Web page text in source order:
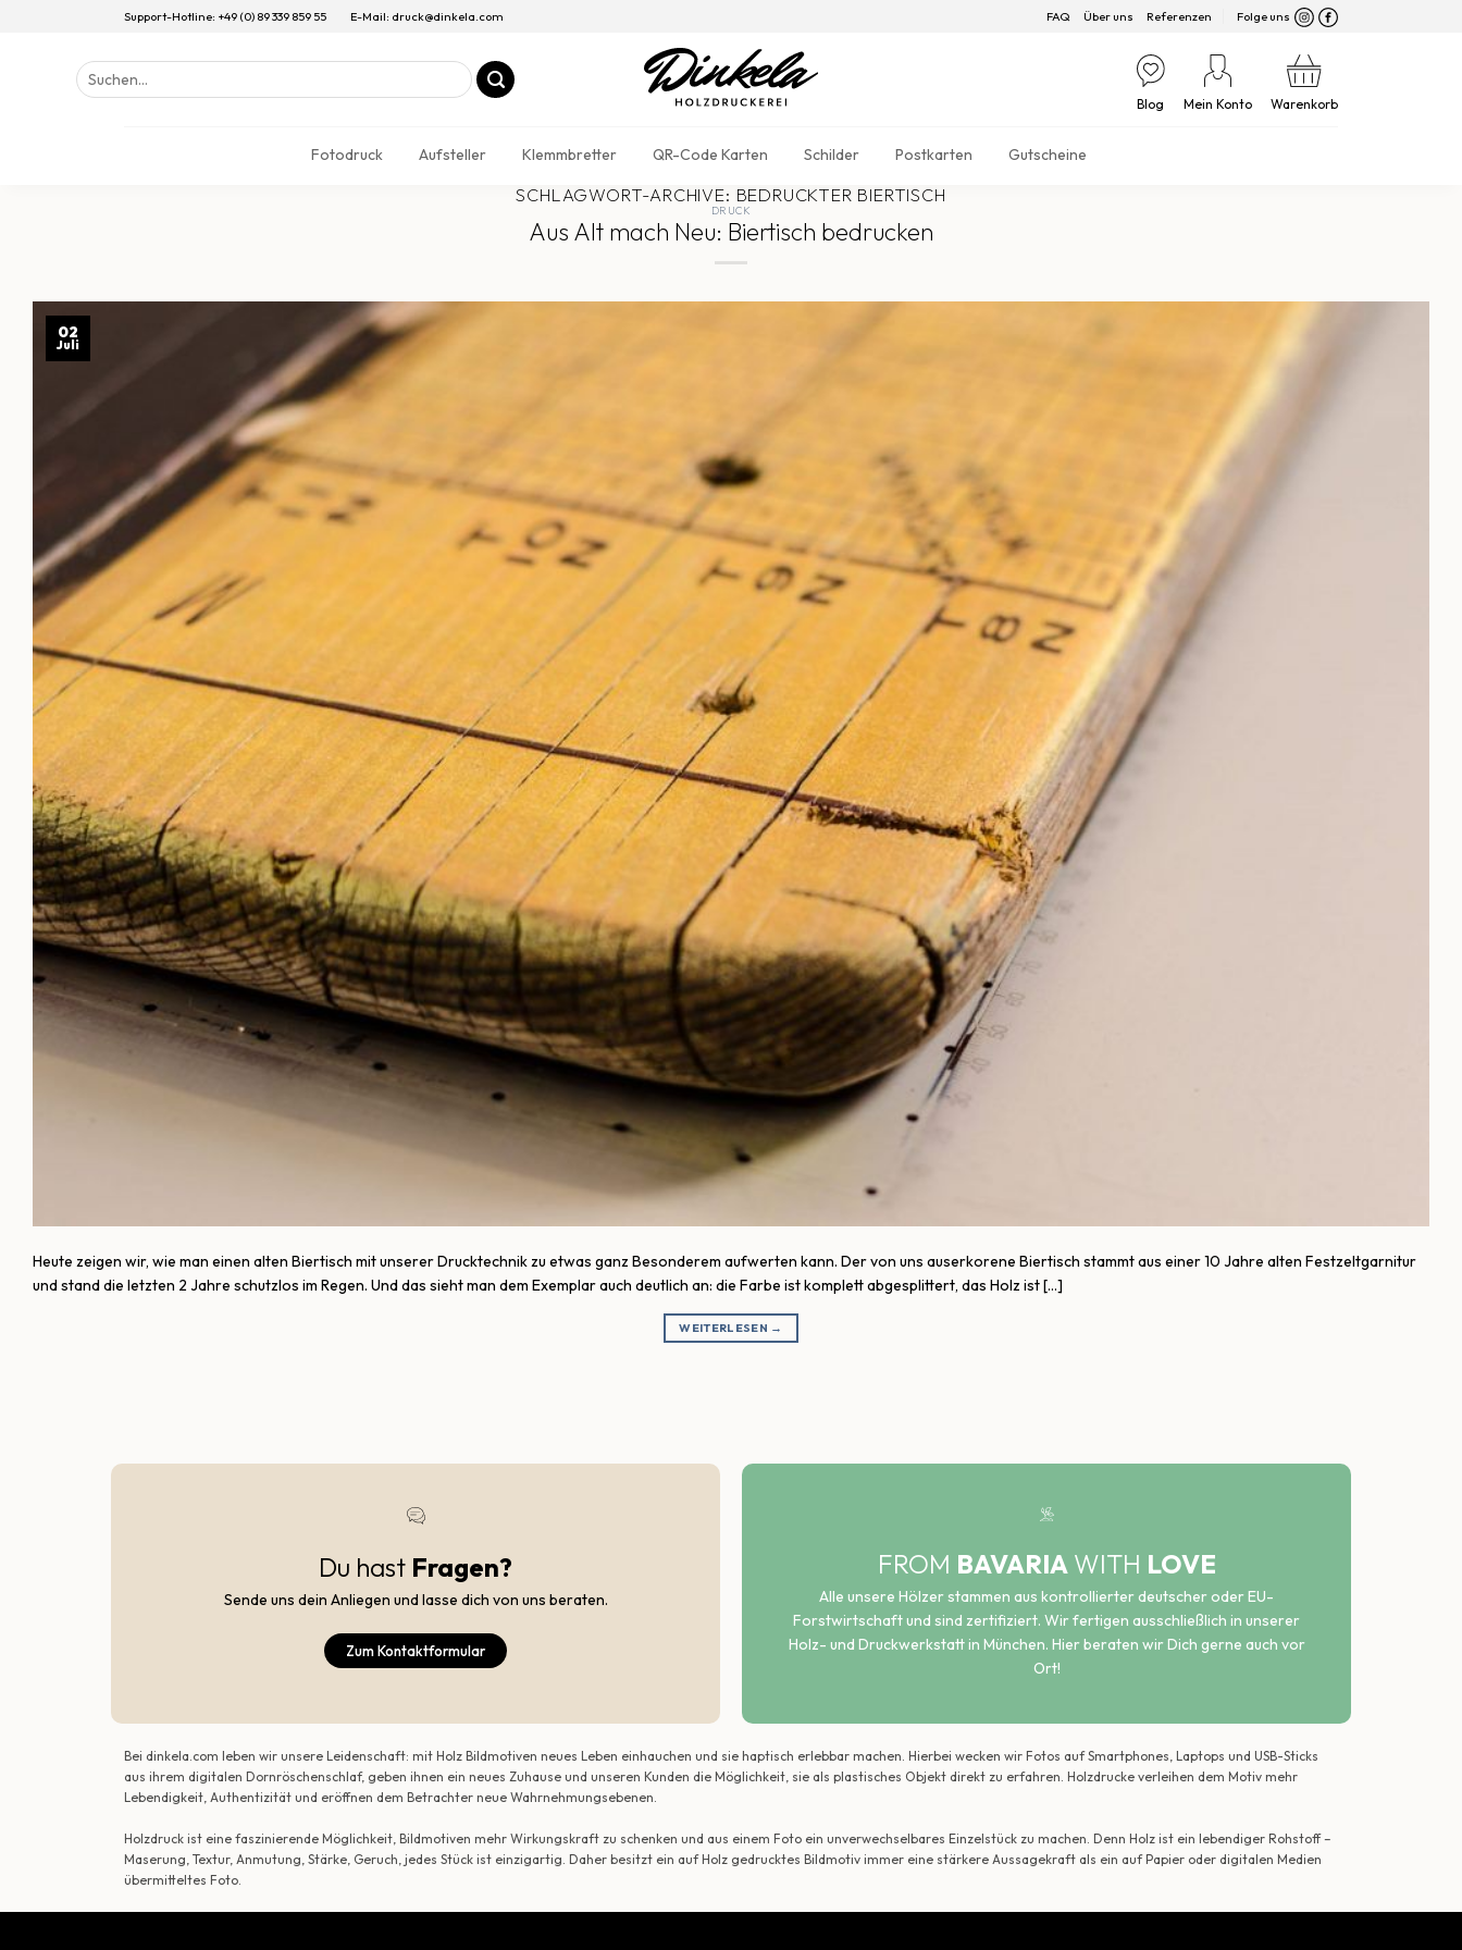
Support-Hotline: +49 (0) 89 339 859 55 E-Mail: druck@dinkela.com FAQ Über uns Referenzen Folge uns
Suchen
nach:
Blog Mein Konto Warenkorb
Fotodruck Aufsteller Klemmbretter QR-Code Karten Schilder Postkarten Gutscheine
SCHLAGWORT-ARCHIVE: BEDRUCKTER BIERTISCH
DRUCK
Aus Alt mach Neu: Biertisch bedrucken
02
Juli
Heute zeigen wir, wie man einen alten Biertisch mit unserer Drucktechnik zu etwas ganz Besonderem aufwerten kann. Der von uns auserkorene Biertisch stammt aus einer 10 Jahre alten Festzeltgarnitur
und stand die letzten 2 Jahre schutzlos im Regen. Und das sieht man dem Exemplar auch deutlich an: die Farbe ist komplett abgesplittert, das Holz ist […]
WEITERLESEN →
Du hast Fragen?
Sende uns dein Anliegen und lasse dich von uns beraten.
Zum Kontaktformular
FROM BAVARIA WITH LOVE
Alle unsere Hölzer stammen aus kontrollierter deutscher oder EU-
Forstwirtschaft und sind zertifiziert. Wir fertigen ausschließlich in unserer
Holz- und Druckwerkstatt in München. Hier beraten wir Dich gerne auch vor
Ort!
Bei dinkela.com leben wir unsere Leidenschaft: mit Holz Bildmotiven neues Leben einhauchen und sie haptisch erlebbar machen. Hierbei wecken wir Fotos auf Smartphones, Laptops und USB-Sticks
aus ihrem digitalen Dornröschenschlaf, geben ihnen ein neues Zuhause und unseren Kunden die Möglichkeit, sie als plastisches Objekt direkt zu erfahren. Holzdrucke verleihen dem Motiv mehr
Lebendigkeit, Authentizität und eröffnen dem Betrachter neue Wahrnehmungsebenen.
Holzdruck ist eine faszinierende Möglichkeit, Bildmotiven mehr Wirkungskraft zu schenken und aus einem Foto ein unverwechselbares Einzelstück zu machen. Denn Holz ist ein lebendiger Rohstoff –
Maserung, Textur, Anmutung, Stärke, Geruch, jedes Stück ist einzigartig. Daher besitzt ein auf Holz gedrucktes Bildmotiv immer eine stärkere Aussagekraft als ein auf Papier oder digitalen Medien
übermitteltes Foto.